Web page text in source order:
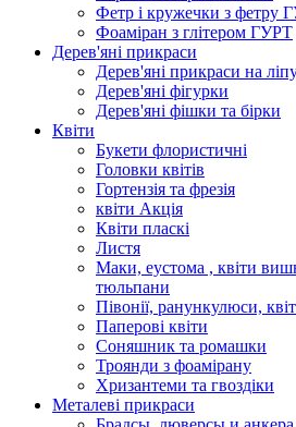
Фетр і кружечки з фетру
Фоаміран з глітером ГУРТ
Дерев'яні прикраси
Дерев'яні прикраси на
Дерев'яні фігурки
Дерев'яні фішки та бірки
Квіти
Букети флористичні
Головки квітів
Гортензія та фрезія
квіти Акція
Квіти пласкі
Листя
Маки, еустома , квіти
тюльпани
Півонії, ранункулюси,
Паперові квіти
Соняшник та ромашки
Троянди з фоамірану
Хризантеми та гвоздіки
Металеві прикраси